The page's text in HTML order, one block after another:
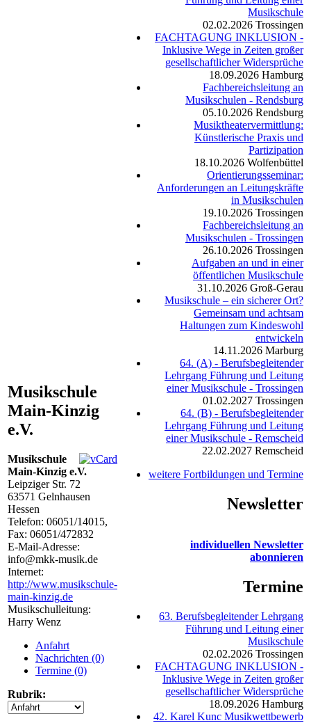
Musikschule
Main-Kinzig
e.V.
Musikschule
Main-Kinzig e.V.
Leipziger Str. 72
63571 Gelnhausen
Hessen
Telefon: 06051/14015,
Fax: 06051/472832
E-Mail-Adresse:
info@mkk-musik.de
Internet:
http://www.musikschule-
main-kinzig.de
Musikschulleitung:
Harry Wenz
Anfahrt
Nachrichten (0)
Termine (0)
Rubrik:
Musikschule
02.02.2026 Trossingen
FACHTAGUNG INKLUSION -
Inklusive Wege in Zeiten großer
gesellschaftlicher Widersprüche
18.09.2026 Hamburg
Fachbereichsleitung an
Musikschulen - Rendsburg
05.10.2026 Rendsburg
Musiktheatervermittlung:
Künstlerische Praxis und
Partizipation
18.10.2026 Wolfenbüttel
Orientierungsseminar:
Anforderungen an Leitungskräfte
in Musikschulen
19.10.2026 Trossingen
Fachbereichsleitung an
Musikschulen - Trossingen
26.10.2026 Trossingen
Aufgaben an und in einer
öffentlichen Musikschule
31.10.2026 Groß-Gerau
Musikschule – ein sicherer Ort?
Gemeinsam und achtsam
Haltungen zum Kindeswohl
entwickeln
14.11.2026 Marburg
64. (A) - Berufsbegleitender
Lehrgang Führung und Leitung
einer Musikschule - Trossingen
01.02.2027 Trossingen
64. (B) - Berufsbegleitender
Lehrgang Führung und Leitung
einer Musikschule - Remscheid
22.02.2027 Remscheid
weitere Fortbildungen und Termine
Newsletter
individuellen Newsletter
abonnieren
Termine
63. Berufsbegleitender Lehrgang
Führung und Leitung einer
Musikschule
02.02.2026 Trossingen
FACHTAGUNG INKLUSION -
Inklusive Wege in Zeiten großer
gesellschaftlicher Widersprüche
18.09.2026 Hamburg
42. Karel Kunc Musikwettbewerb